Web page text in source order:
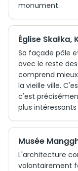
monument.
Église Skałka,
Sa façade pâle
avec le reste
comprend
la vieille ville.
c'est
plus
Musée
L'architecture
volontairement